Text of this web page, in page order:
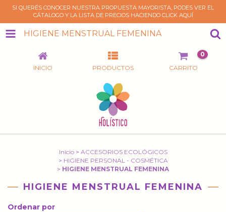
SI QUERÉS CONOCER NUESTRA PROPUESTA MAYORISTA, PODES VER EL
CÁTALOGO Y LA LISTA DE PRECIOS HACIENDO CLICK AQUÍ
HIGIENE MENSTRUAL FEMENINA
INICIO PRODUCTOS CARRITO
0
Inicio > ACCESORIOS ECOLÓGICOS
> HIGIENE PERSONAL - COSMÉTICA
> HIGIENE MENSTRUAL FEMENINA
HIGIENE MENSTRUAL FEMENINA
Ordenar por